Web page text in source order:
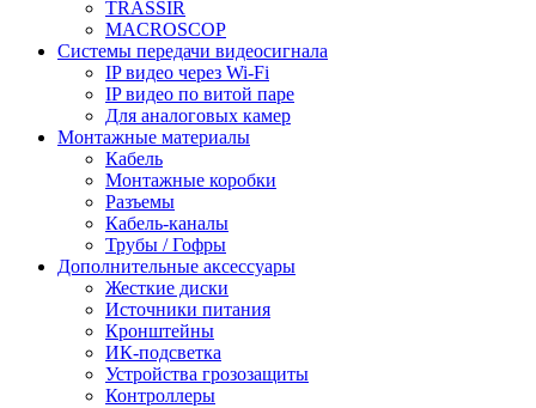
TRASSIR
MACROSCOP
Системы передачи видеосигнала
IP видео через Wi-Fi
IP видео по витой паре
Для аналоговых камер
Монтажные материалы
Кабель
Монтажные коробки
Разъемы
Кабель-каналы
Трубы / Гофры
Дополнительные аксессуары
Жесткие диски
Источники питания
Кронштейны
ИК-подсветка
Устройства грозозащиты
Контроллеры